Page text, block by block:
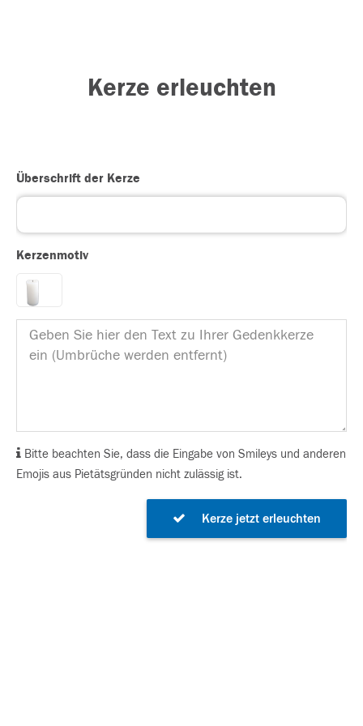
Kerze erleuchten
Überschrift der Kerze
Kerzenmotiv
Bitte beachten Sie, dass die Eingabe von Smileys und anderen
Emojis aus Pietätsgründen nicht zulässig ist.
Kerze jetzt erleuchten